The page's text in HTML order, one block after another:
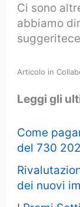
Ci sono
abbiamo
Articolo in
Leggi gli
Come
del 730
dei nuovi